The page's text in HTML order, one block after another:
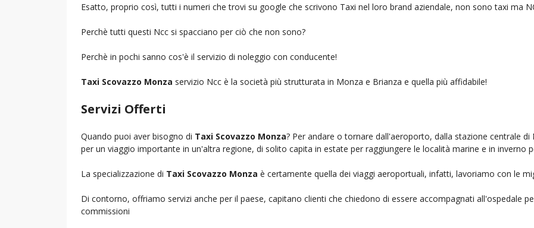
Esatto, proprio così, tutti i numeri che trovi su google che scrivono Taxi nel loro brand aziendale, non sono taxi ma
Perchè tutti questi Ncc si spacciano per ciò che non sono?
Perchè in pochi sanno cos'è il servizio di noleggio con conducente!
Taxi Scovazzo Monza servizio Ncc è la società più strutturata in Monza e Brianza e quella più affidabile!
Servizi Offerti
Quando puoi aver bisogno di Taxi Scovazzo Monza? Per andare o tornare dall'aeroporto, dalla stazione centrale
per un viaggio importante in un'altra regione, di solito capita in estate per raggiungere le località marine e in inverno
La specializzazione di Taxi Scovazzo Monza è certamente quella dei viaggi aeroportuali, infatti, lavoriamo con le
Di contorno, offriamo servizi anche per il paese, capitano clienti che chiedono di essere accompagnati all'ospedale
commissioni